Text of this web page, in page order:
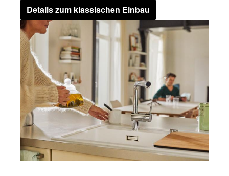
Details zum klassischen Einbau